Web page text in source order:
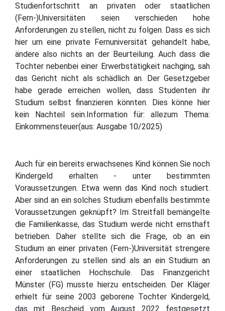
Studienfortschritt an privaten oder staatlichen
(Fern-)Universitäten seien verschieden hohe
Anforderungen zu stellen, nicht zu folgen. Dass es sich
hier um eine private Fernuniversität gehandelt habe,
ändere also nichts an der Beurteilung. Auch dass die
Tochter nebenbei einer Erwerbstätigkeit nachging, sah
das Gericht nicht als schädlich an. Der Gesetzgeber
habe gerade erreichen wollen, dass Studenten ihr
Studium selbst finanzieren könnten. Dies könne hier
kein Nachteil sein.Information für: allezum Thema:
Einkommensteuer(aus: Ausgabe 10/2025)
Auch für ein bereits erwachsenes Kind können Sie noch
Kindergeld erhalten - unter bestimmten
Voraussetzungen. Etwa wenn das Kind noch studiert.
Aber sind an ein solches Studium ebenfalls bestimmte
Voraussetzungen geknüpft? Im Streitfall bemängelte
die Familienkasse, das Studium werde nicht ernsthaft
betrieben. Daher stellte sich die Frage, ob an ein
Studium an einer privaten (Fern-)Universität strengere
Anforderungen zu stellen sind als an ein Studium an
einer staatlichen Hochschule. Das Finanzgericht
Münster (FG) musste hierzu entscheiden. Der Kläger
erhielt für seine 2003 geborene Tochter Kindergeld,
das mit Bescheid vom August 2022 festgesetzt